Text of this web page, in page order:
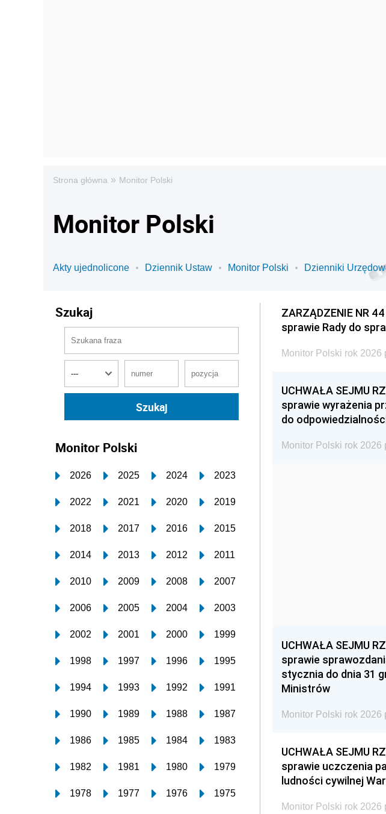
Strona główna » Monitor Polski
Monitor Polski
Akty ujednolicone Dziennik Ustaw Monitor Polski Dzienniki
Szukaj
Monitor Polski
2026 2025 2024 2023
2022 2021 2020 2019
2018 2017 2016 2015
2014 2013 2012 2011
2010 2009 2008 2007
2006 2005 2004 2003
2002 2001 2000 1999
1998 1997 1996 1995
1994 1993 1992 1991
1990 1989 1988 1987
1986 1985 1984 1983
1982 1981 1980 1979
1978 1977 1976 1975
ZARZĄDZENIE NR
sprawie Rady do
Monitor Polski rok 2026
UCHWAŁA SEJMU
sprawie wyrażenia
do
Monitor Polski rok 2026
UCHWAŁA SEJMU
sprawie
stycznia do dnia 31
Ministrów
Monitor Polski rok 2026
UCHWAŁA SEJMU
sprawie uczczenia
ludności cywilnej
Monitor Polski rok 2026